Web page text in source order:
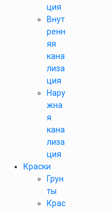
ция
Внут
ренн
яя
кана
лиза
ция
Нару
жна
я
кана
лиза
ция
Краски
Грун
ты
Крас